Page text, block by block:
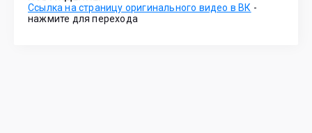
Ссылка на страницу оригинального видео в ВК -
нажмите для перехода